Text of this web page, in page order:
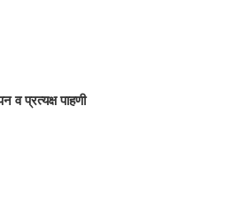
प्रत्यक्ष पाहणी